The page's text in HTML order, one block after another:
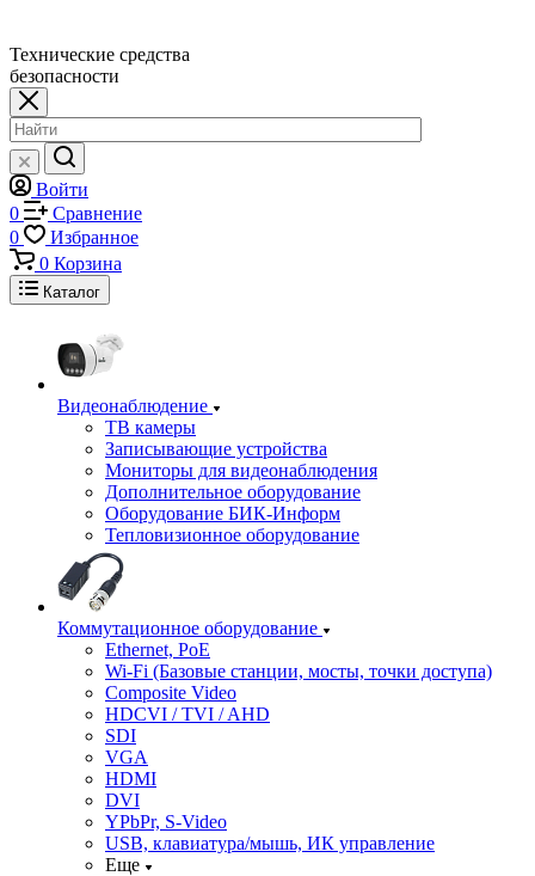
Технические средства
безопасности
Войти
0
Сравнение
0
Избранное
0 Корзина
Каталог
Видеонаблюдение
ТВ камеры
Записывающие устройства
Мониторы для видеонаблюдения
Дополнительное оборудование
Оборудование БИК-Информ
Тепловизионное оборудование
Коммутационное оборудование
Ethernet, PoE
Wi-Fi (Базовые станции, мосты, точки доступа)
Composite Video
HDCVI / TVI / AHD
SDI
VGA
HDMI
DVI
YPbPr, S-Video
USB, клавиатура/мышь, ИК управление
Еще